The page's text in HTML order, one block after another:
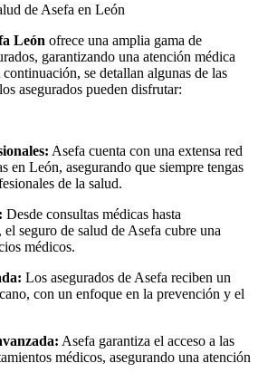
de Asefa en León
León ofrece una amplia gama de
garantizando una atención médica
se detallan algunas de las
asegurados pueden disfrutar:
Asefa cuenta con una extensa red
en León, asegurando que siempre tengas
de la salud.
Desde consultas médicas hasta
seguro de salud de Asefa cubre una
médicos.
Los asegurados de Asefa reciben un
con un enfoque en la prevención y el
Asefa garantiza el acceso a las
médicos, asegurando una atención